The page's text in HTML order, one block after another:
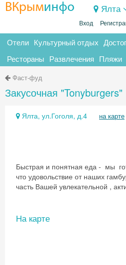
ВКрыминфо Ялта
Вход
Отели Культурный отдых
Рестораны Развлечения Пляжи
Фаст-фуд
Закусочная "Tonyburgers"
Ялта, ул.Гоголя, д.4 на карте
Быстрая и понятная еда - мы
что удовольствие от наших
часть Вашей увлекательной ,
На карте